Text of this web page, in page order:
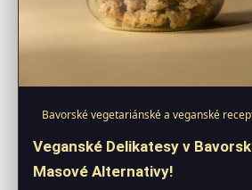
Bavorské vegetariánské a veganské
Veganské Delikatesy v
Masové Alternativy!